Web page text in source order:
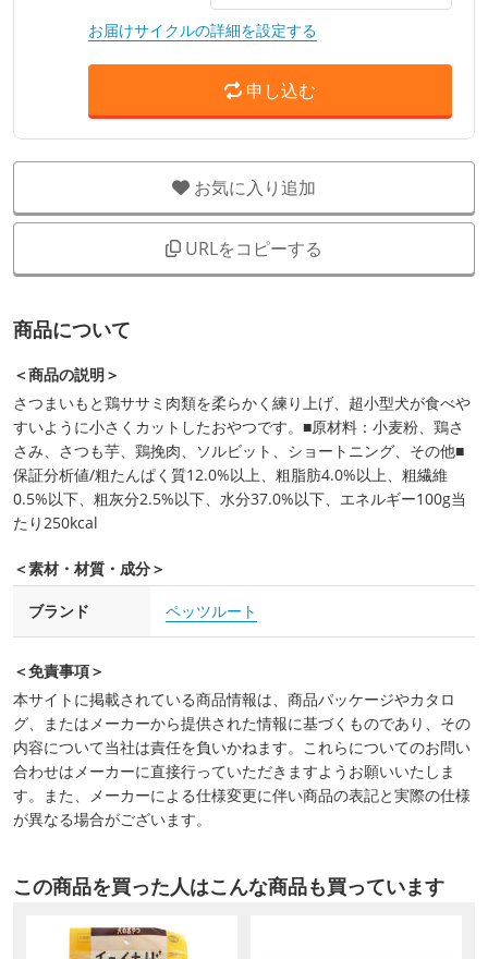
お届けサイクルの詳細を設定する
申し込む
お気に入り追加
URLをコピーする
商品について
＜商品の説明＞
さつまいもと鶏ササミ肉類を柔らかく練り上げ、超小型犬が食べや
すいように小さくカットしたおやつです。■原材料：小麦粉、鶏さ
さみ、さつも芋、鶏挽肉、ソルビット、ショートニング、その他■
保証分析値/粗たんぱく質12.0%以上、粗脂肪4.0%以上、粗繊維
0.5%以下、粗灰分2.5%以下、水分37.0%以下、エネルギー100g当
たり250kcal
＜素材・材質・成分＞
ブランド ペッツルート
＜免責事項＞
本サイトに掲載されている商品情報は、商品パッケージやカタロ
グ、またはメーカーから提供された情報に基づくものであり、その
内容について当社は責任を負いかねます。これらについてのお問い
合わせはメーカーに直接行っていただきますようお願いいたしま
す。また、メーカーによる仕様変更に伴い商品の表記と実際の仕様
が異なる場合がございます。
この商品を買った人はこんな商品も買っています